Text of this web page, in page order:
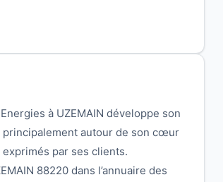
à UZEMAIN développe son
principalement autour de son cœur
par ses clients.
88220 dans l’annuaire des